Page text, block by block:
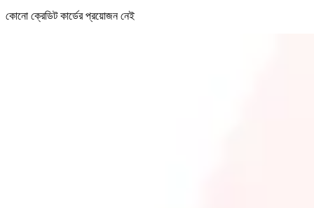
কোনো ক্রেডিট কার্ডের প্রয়োজন নেই